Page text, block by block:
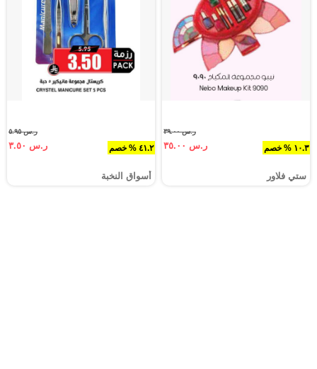
١٠.٣ % خصم
ر.س ٣٩.٠٠
ر.س ٣٥.٠٠
ستي فلاور
٤١.٢ % خصم
ر.س ٥.٩٥
ر.س ٣.٥٠
أسواق النخبة